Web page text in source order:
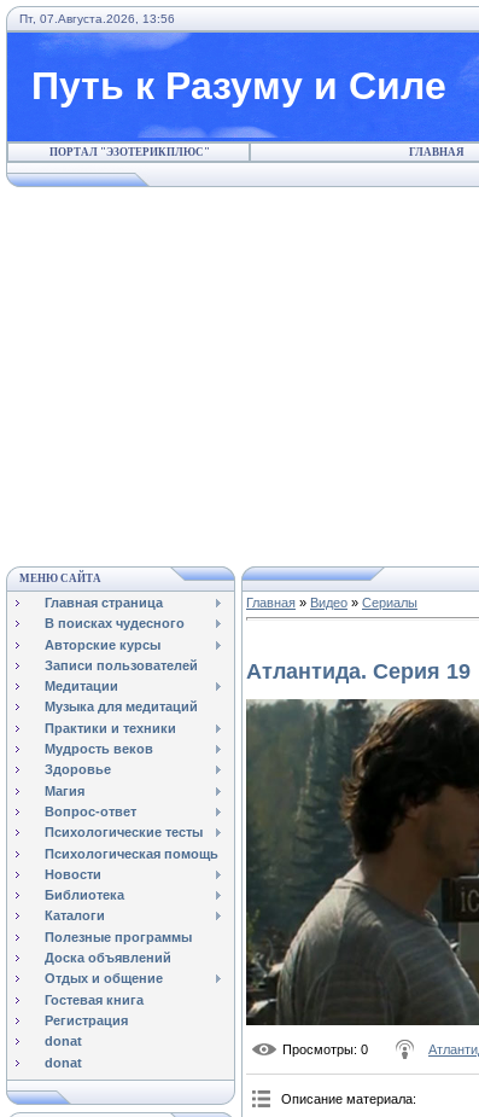
Пт, 07.Августа.2026, 13:56
Путь к Разуму и Силе
ПОРТАЛ "ЭЗОТЕРИКПЛЮС" ГЛАВНАЯ
МЕНЮ САЙТА
Главная страница
В поисках чудесного
Авторские курсы
Записи пользователей
Медитации
Музыка для медитаций
Практики и техники
Мудрость веков
Здоровье
Магия
Вопрос-ответ
Психологические тесты
Психологическая помощь
Новости
Библиотека
Каталоги
Полезные программы
Доска объявлений
Отдых и общение
Гостевая книга
Регистрация
donat
donat
Главная » Видео » Сериалы
Атлантида. Серия 19
Просмотры: 0
Описание материала: